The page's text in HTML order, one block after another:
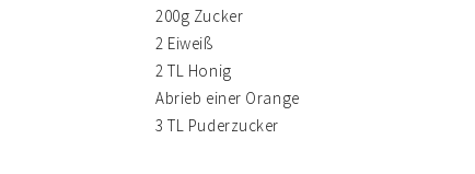
200g Zucker
2 Eiweiß
2 TL Honig
Abrieb einer Orange
3 TL Puderzucker